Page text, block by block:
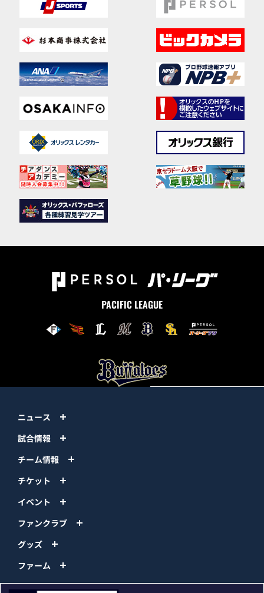
PACIFIC LEAGUE
ニュース
試合情報
チーム情報
チケット
イベント
ファンクラブ
グッズ
ファーム
エンタメ